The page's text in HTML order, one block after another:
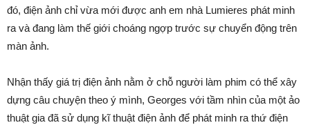
đó, điện ảnh chỉ vừa mới được anh em nhà Lumieres phát minh
ra và đang làm thế giới choáng ngợp trước sự chuyển động trên
màn ảnh.
Nhận thấy giá trị điện ảnh nằm ở chỗ người làm phim có thể xây
dựng câu chuyện theo ý mình, Georges với tầm nhìn của một ảo
thuật gia đã sử dụng kĩ thuật điện ảnh để phát minh ra thứ điện